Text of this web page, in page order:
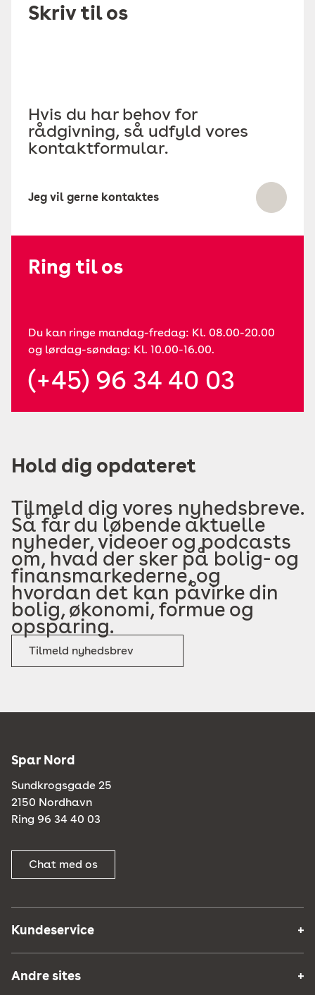
Skriv til os
Hvis du har behov for
rådgivning, så udfyld vores
kontaktformular.
Jeg vil gerne kontaktes
Ring til os
Du kan ringe mandag-fredag: Kl. 08.00-20.00
og lørdag-søndag: Kl. 10.00-16.00.
(+45) 96 34 40 03
Hold dig opdateret
Tilmeld dig vores nyhedsbreve.
Så får du løbende aktuelle
nyheder, videoer og podcasts
om, hvad der sker på bolig- og
finansmarkederne, og
hvordan det kan påvirke din
bolig, økonomi, formue og
opsparing.
Tilmeld nyhedsbrev
Spar Nord
Sundkrogsgade 25
2150 Nordhavn
Ring 96 34 40 03
Chat med os
Kundeservice
Andre sites